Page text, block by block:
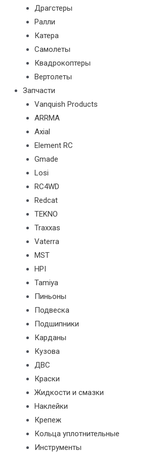
Драгстеры
Ралли
Катера
Самолеты
Квадрокоптеры
Вертолеты
Запчасти
Vanquish Products
ARRMA
Axial
Element RC
Gmade
Losi
RC4WD
Redcat
TEKNO
Traxxas
Vaterra
MST
HPI
Tamiya
Пиньоны
Подвеска
Подшипники
Карданы
Кузова
ДВС
Краски
Жидкости и смазки
Наклейки
Крепеж
Кольца уплотнительные
Инструменты